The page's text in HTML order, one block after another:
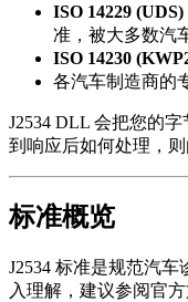
ISO 14229 (UDS)
准，被大多数汽
ISO 14230
各汽车制造商的
J2534 DLL 会把您的
到响应后如何处理，则
标准概览
J2534 标准是规范汽
入理解，建议参阅官方